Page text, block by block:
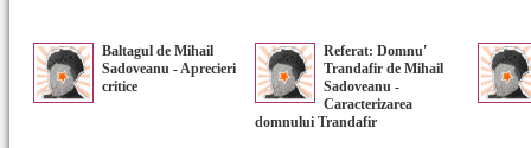
Baltagul de Mihail
Sadoveanu - Aprecieri
critice
Referat: Domnu'
Trandafir de Mihail
Sadoveanu -
Caracterizarea
domnului Trandafir